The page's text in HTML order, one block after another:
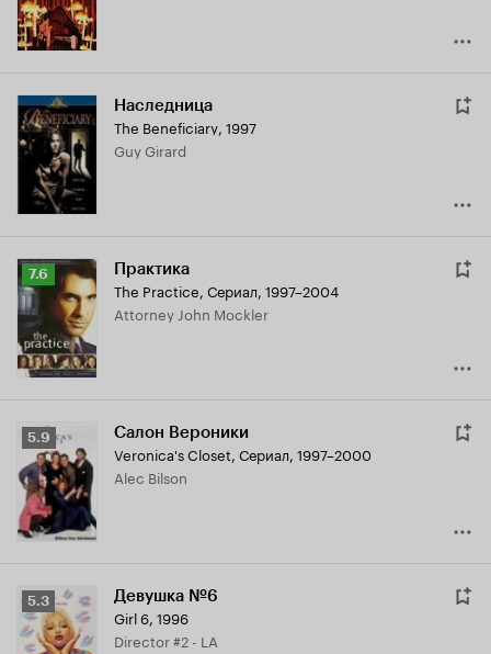
Наследница
The Beneficiary, 1997
Guy Girard
Рейтинг
Кинопоиска
7.6
7.6 Практика
The Practice, Сериал, 1997–2004
Attorney John Mockler
Рейтинг
Кинопоиска
5.9
5.9 Салон Вероники
Veronica's Closet, Сериал, 1997–2000
Alec Bilson
Рейтинг
Кинопоиска
5.3
5.3 Девушка №6
Girl 6, 1996
Director #2 - LA